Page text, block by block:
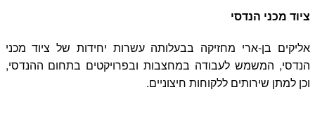
ציוד מכני הנדסי
אליקים בן-ארי מחזיקה בבעלותה עשרות יחידות של ציוד מכני
הנדסי, המשמש לעבודה במחצבות ובפרויקטים בתחום ההנדסי,
וכן למתן שירותים ללקוחות חיצוניים.